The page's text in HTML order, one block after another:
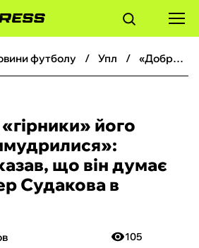
футболу упл «Добре, що «гірники» його продати примудрилися»: Леоненко сказав, що він думає про трансфер Судакова в Бенфіку
його
що він думає
Судакова в
105